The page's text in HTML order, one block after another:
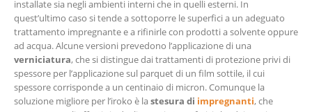
installate sia negli ambienti interni che in quelli esterni. In
quest’ultimo caso si tende a sottoporre le superfici a un adeguato
trattamento impregnante e a rifinirle con prodotti a solvente oppure
ad acqua. Alcune versioni prevedono l’applicazione di una
verniciatura, che si distingue dai trattamenti di protezione privi di
spessore per l’applicazione sul parquet di un film sottile, il cui
spessore corrisponde a un centinaio di micron. Comunque la
soluzione migliore per l’iroko è lastesura di impregnanti, che